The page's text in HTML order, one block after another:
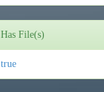
Has File(s)
true